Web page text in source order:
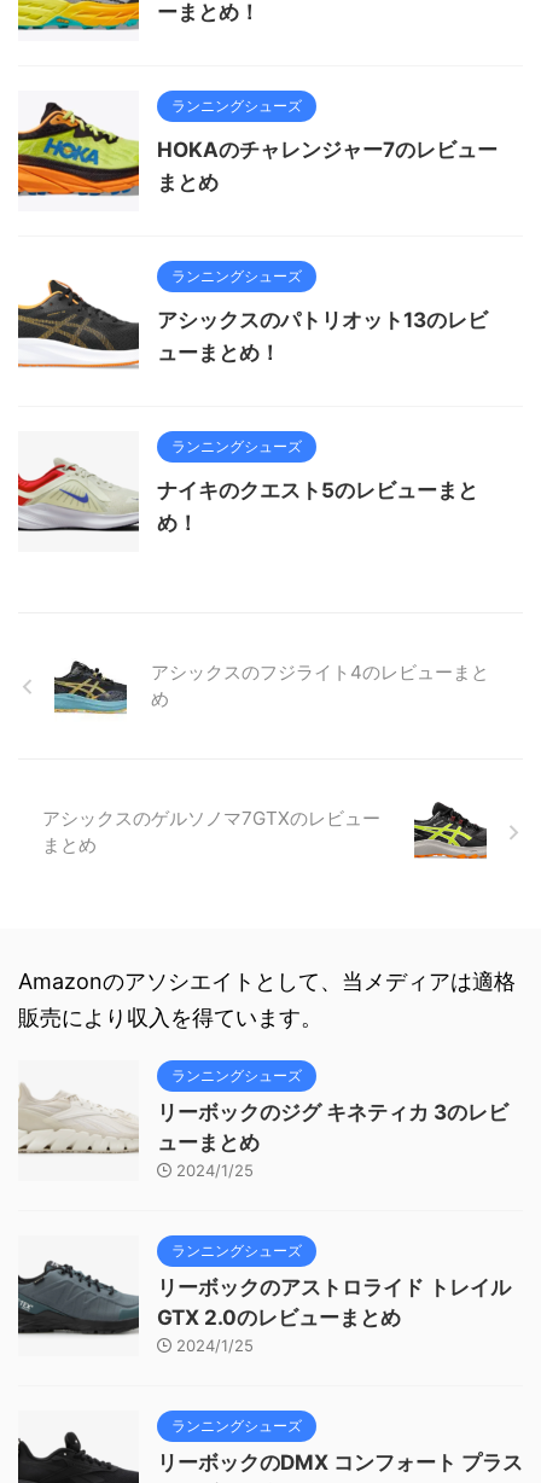
ーまとめ！
ランニングシューズ
HOKAのチャレンジャー7のレビュー
まとめ
ランニングシューズ
アシックスのパトリオット13のレビ
ューまとめ！
ランニングシューズ
ナイキのクエスト5のレビューまと
め！
アシックスのフジライト4のレビューまと
め
アシックスのゲルソノマ7GTXのレビュー
まとめ
Amazonのアソシエイトとして、当メディアは適格
販売により収入を得ています。
ランニングシューズ
リーボックのジグ キネティカ 3のレビ
ューまとめ
2024/1/25
ランニングシューズ
リーボックのアストロライド トレイル
GTX 2.0のレビューまとめ
2024/1/25
ランニングシューズ
リーボックのDMX コンフォート プラス